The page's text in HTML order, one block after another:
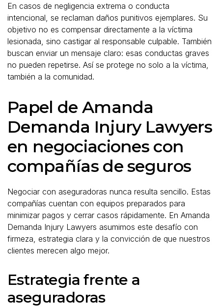
En casos de negligencia extrema o conducta
intencional, se reclaman daños punitivos ejemplares. Su
objetivo no es compensar directamente a la víctima
lesionada, sino castigar al responsable culpable. También
buscan enviar un mensaje claro: esas conductas graves
no pueden repetirse. Así se protege no solo a la víctima,
también a la comunidad.
Papel de Amanda
Demanda Injury Lawyers
en negociaciones con
compañías de seguros
Negociar con aseguradoras nunca resulta sencillo. Estas
compañías cuentan con equipos preparados para
minimizar pagos y cerrar casos rápidamente. En Amanda
Demanda Injury Lawyers asumimos este desafío con
firmeza, estrategia clara y la convicción de que nuestros
clientes merecen algo mejor.
Estrategia frente a
aseguradoras